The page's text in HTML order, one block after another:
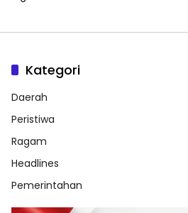
Kategori
Daerah
Peristiwa
Ragam
Headlines
Pemerintahan